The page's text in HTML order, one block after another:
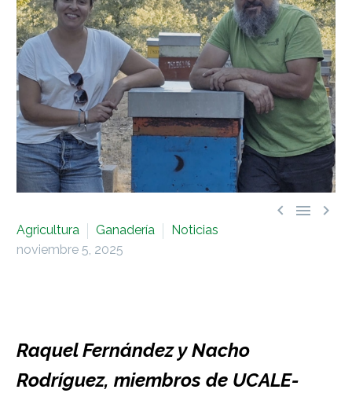
  
Agricultura Ganadería
Noticias
noviembre 5, 2025
Raquel Fernández y Nacho
Rodríguez, miembros de UCALE-